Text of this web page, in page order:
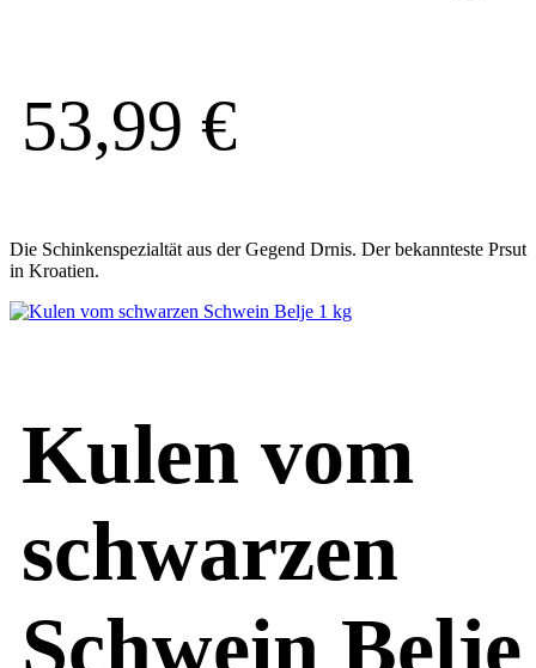
53,99 €
Die Schinkenspezialtät aus der Gegend Drnis. Der bekannteste Prsut
in Kroatien.
Kulen vom
schwarzen
Schwein Belje